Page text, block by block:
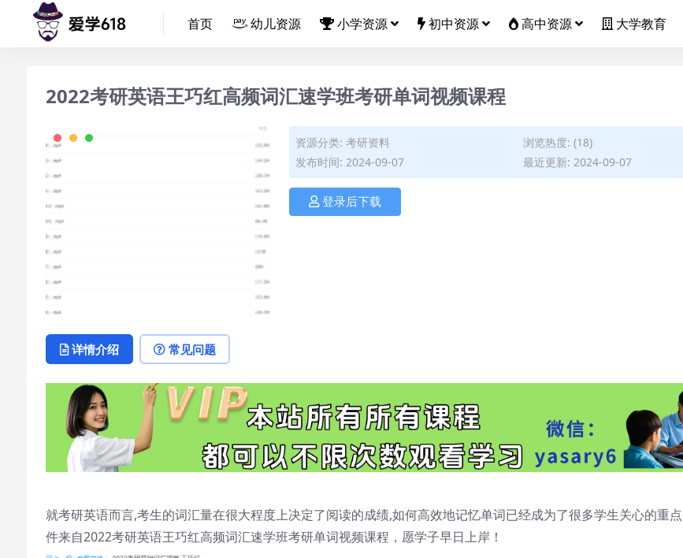
首页 幼儿资源 小学资源 初中资源 高中资源 大学教育
2022考研英语王巧红高频词汇速学班考研单词视频课程
资源分类: 考研资料
浏览热度: (18)
发布时间: 2024-09-07
最近更新: 2024-09-07
登录后下载
详情介绍 常见问题
就考研英语而言,考生的词汇量在很大程度上决定了阅读的成绩,如何高效地记忆单词已经成为了很多学生关心的重
件来自2022考研英语王巧红高频词汇速学班考研单词视频课程，愿学子早日上岸！